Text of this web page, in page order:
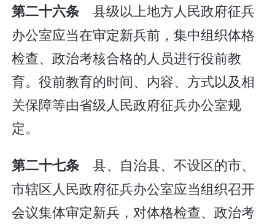
第二十六条 县级以上地方人民政府征兵
办公室应当在审定新兵前，集中组织体格
检查、政治考核合格的人员进行役前教
育。役前教育的时间、内容、方式以及相
关保障等由省级人民政府征兵办公室规
定。
第二十七条 县、自治县、不设区的市、
市辖区人民政府征兵办公室应当组织召开
会议集体审定新兵，对体格检查、政治考